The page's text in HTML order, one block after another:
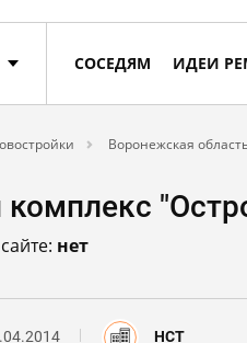
СОСЕДЯМ ИДЕИ
Воронежская
нет
НСТ